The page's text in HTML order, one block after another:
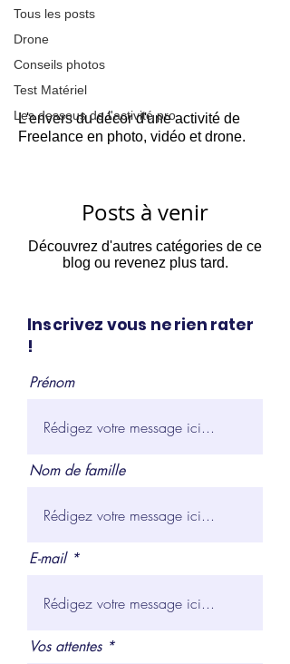
Tous les posts
Drone
Conseils photos
Test Matériel
Les dessous de l'activité pro
Les dessous de l'activité
pro
L'envers du décor d'une activité de
Freelance en photo, vidéo et drone.
Posts à venir
Découvrez d'autres catégories de ce
blog ou revenez plus tard.
Inscrivez vous ne rien rater
!
Prénom
Nom de famille
E-mail
Vos attentes